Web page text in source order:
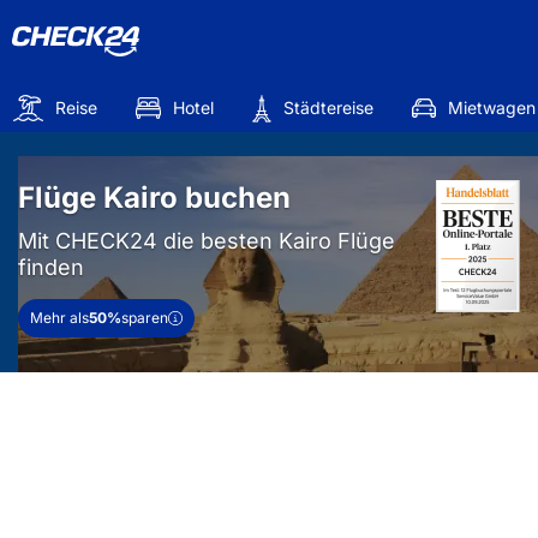
Reise Hotel Städtereise Mietwagen
Flüge Kairo buchen
Mit CHECK24 die besten Kairo Flüge
finden
Mehr als50%sparen